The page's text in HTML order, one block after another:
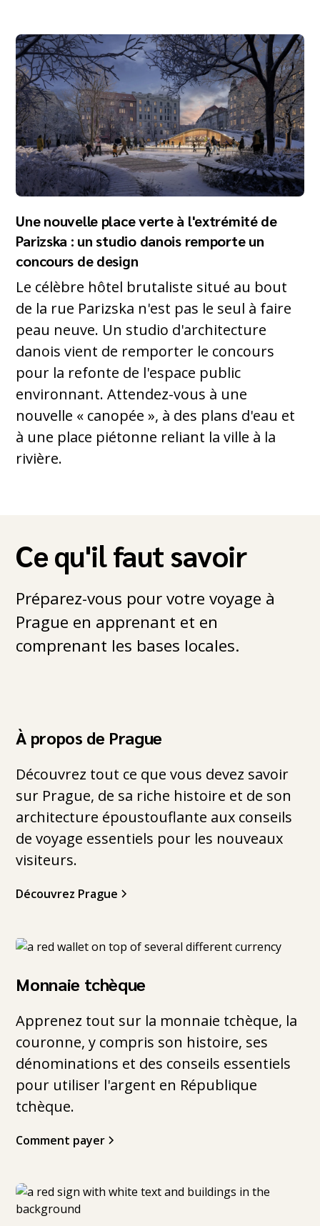
Une nouvelle place verte à l'extrémité de
Parizska : un studio danois remporte un
concours de design
Le célèbre hôtel brutaliste situé au bout
de la rue Parizska n'est pas le seul à faire
peau neuve. Un studio d'architecture
danois vient de remporter le concours
pour la refonte de l'espace public
environnant. Attendez-vous à une
nouvelle « canopée », à des plans d'eau et
à une place piétonne reliant la ville à la
rivière.
Ce qu'il faut savoir
Préparez-vous pour votre voyage à
Prague en apprenant et en
comprenant les bases locales.
À propos de Prague
Découvrez tout ce que vous devez savoir
sur Prague, de sa riche histoire et de son
architecture époustouflante aux conseils
de voyage essentiels pour les nouveaux
visiteurs.
Découvrez Prague
Monnaie tchèque
Apprenez tout sur la monnaie tchèque, la
couronne, y compris son histoire, ses
dénominations et des conseils essentiels
pour utiliser l'argent en République
tchèque.
Comment payer